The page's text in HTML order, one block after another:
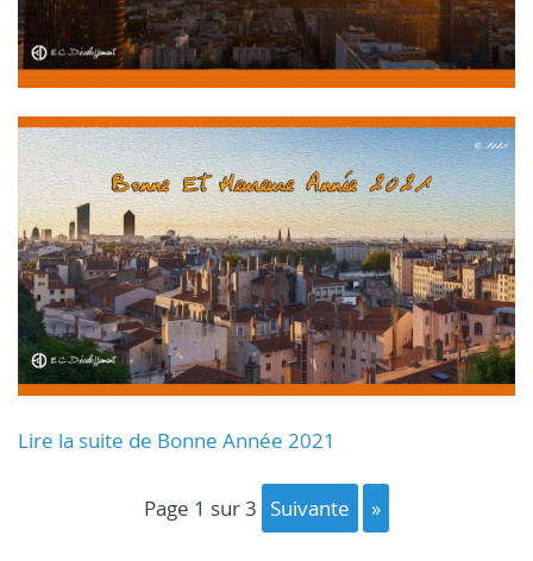
Lire la suite de Bonne Année 2021
page 1 sur 3 suivante »